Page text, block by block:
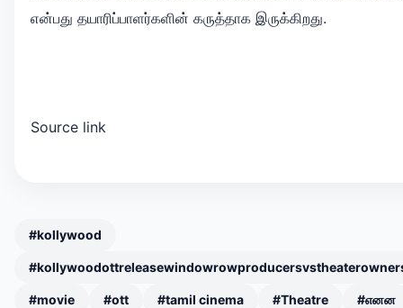
என்பது தயாரிப்பாளர்களின் கருத்தாக இருக்கிறது.
Source link
#kollywood
#movie #ott #tamil cinema #Theatre #எனன